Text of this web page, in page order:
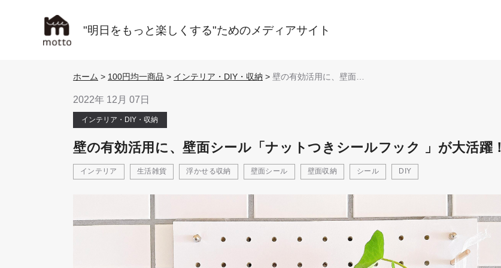
"明日をもっと楽しくする"ためのメディアサイト
ホーム > 100円均一商品 > インテリア・DIY・収納 > 壁の有効活用に、壁面シ
2022年 12月 07日
インテリア・DIY・収納
壁の有効活用に、壁面シール「ナットつきシールフック 」が大活躍！
インテリア 生活雑貨 浮かせる収納 壁面シール 壁面収納 シール DIY